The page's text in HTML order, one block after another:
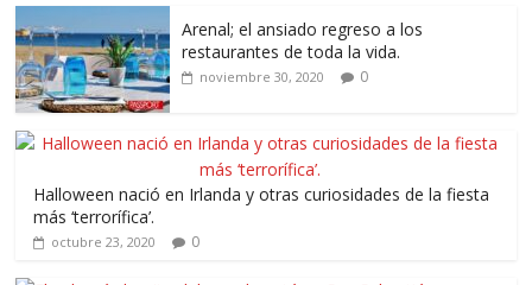
Arenal; el ansiado regreso a los
restaurantes de toda la vida.
noviembre 30, 2020 0
Halloween nació en Irlanda y otras curiosidades de la fiesta
más ‘terrorífica’.
octubre 23, 2020 0